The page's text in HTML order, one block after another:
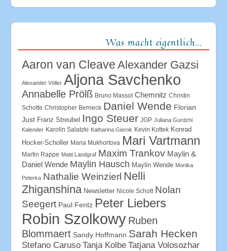
Was macht eigentlich…
Aaron van Cleave Alexander Gazsi
Alexander Völler Aljona Savchenko
Annabelle Prölß Bruno Massot Chemnitz Christin
Schotte Christopher Berneck Daniel Wende Florian
Just Franz Streubel Ingo Steuer JGP Juliana Gurdzhi
Kalender Karolin Salatzki Katharina Gierok Kevin Kottek Konrad
Hocker-Scholler Maria Mukhortova Mari Vartmann
Martin Rappe Matti Landgraf Maxim Trankov Maylin &
Daniel Wende Maylin Hausch Maylin Wende Monika
Peterka Nathalie Weinzierl Nelli
Zhiganshina Newsletter Nicole Schott Nolan
Seegert Paul Fentz Peter Liebers
Robin Szolkowy Ruben
Blommaert Sandy Hoffmann Sarah Hecken
Stefano Caruso Tanja Kolbe Tatjana Volosozhar